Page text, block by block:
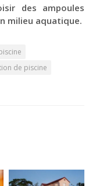
des ampoules
milieu aquatique.
de piscine